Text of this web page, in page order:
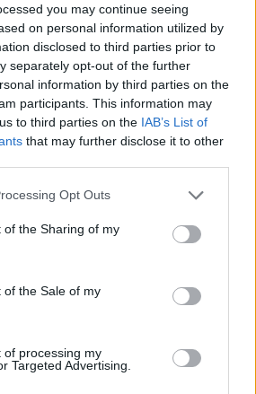
you may continue seeing
on personal information utilized by
disclosed to third parties prior to
separately opt-out of the further
information by third parties on the
participants. This information may
to third parties on the IAB’s List of
that may further disclose it to other
app uses one or more Google
or usage behaviour. You may click to
to Google and its third-party tags to
specified purposes in below Google
Opt Outs
of the Sharing of my
of the Sale of my
of processing my
Targeted Advertising.
Golfo Aranci
Notizie Gallura
Notizie Sardegna
Golfo Aranci
le tue segnalazioni,
video e le tue foto
al numero +39
356 7512